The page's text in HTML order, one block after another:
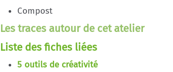
Compost
Les traces autour de cet atelier
Liste des fiches liées
5 outils de créativité